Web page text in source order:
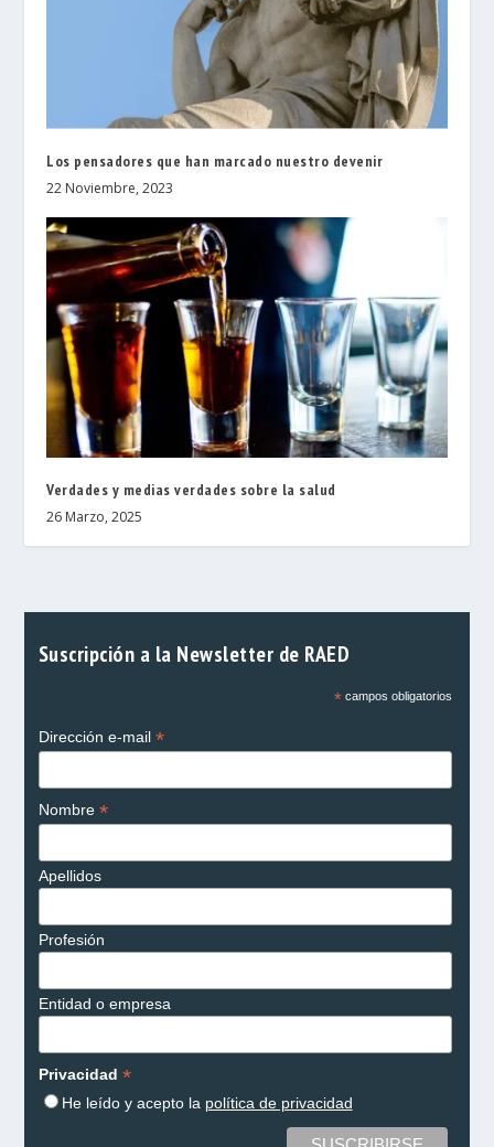
Los pensadores que han marcado nuestro devenir
22 Noviembre, 2023
Verdades y medias verdades sobre la salud
26 Marzo, 2025
Suscripción a la Newsletter de RAED
*campos obligatorios
Dirección e-mail *
Nombre *
Apellidos
Profesión
Entidad o empresa
Privacidad *
He leído y acepto la política de privacidad